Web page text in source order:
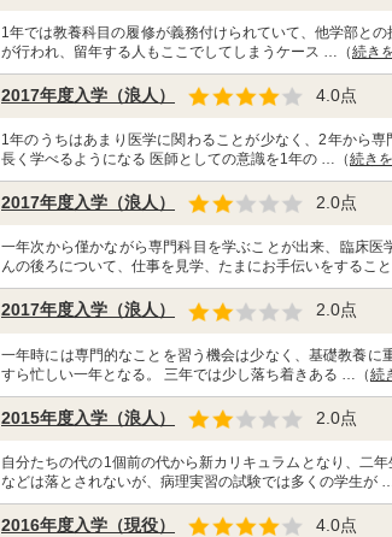
1年では教養科目の履修が義務付けられていて、他学部と
が行われ、留年する人もここでしてしまうケース …（続き
2017年度入学（浪人） 4.0点
1年のうちはあまり医学に関わることが少なく、2年から
長く学べるようになる 医師としての意識を1年の …（続き
2017年度入学（浪人） 2.0点
一年次から僅かながら専門科目を学ぶことが出来、臨床
んの後ろについて、仕事を見学、たまにお手伝いをするこ
2017年度入学（浪人） 2.0点
一年時には専門的なことを習う機会は少なく、基礎教養
すら忙しい一年となる。 三年では少し落ち着きある …（続
2015年度入学（浪人） 2.0点
自分たちの代の1個前の代から新カリキュラムとなり、二
などは落とされないが、病理実習の試験では多くの学生が
2016年度入学（現役） 4.0点